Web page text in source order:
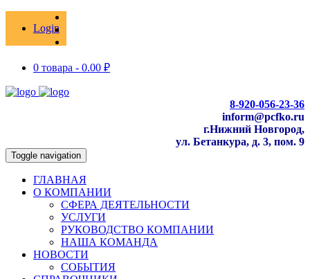
Login
0 товара - 0.00 ₽
8-920-056-23-36
inform@pcfko.ru
г.Нижний Новгород,
ул. Бетанкура, д. 3, пом. 9
Toggle navigation
ГЛАВНАЯ
О КОМПАНИИ
СФЕРА ДЕЯТЕЛЬНОСТИ
УСЛУГИ
РУКОВОДСТВО КОМПАНИИ
НАША КОМАНДА
НОВОСТИ
СОБЫТИЯ